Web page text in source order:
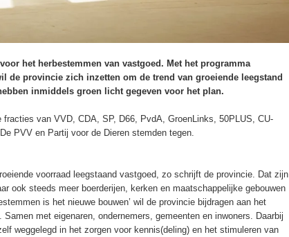
het herbestemmen van vastgoed. Met het programma
de provincie zich inzetten om de trend van groeiende leegstand
inmiddels groen licht gegeven voor het plan.
fracties van VVD, CDA, SP, D66, PvdA, GroenLinks, 50PLUS, CU-
PVV en Partij voor de Dieren stemden tegen.
voorraad leegstaand vastgoed, zo schrijft de provincie. Dat zijn
ook steeds meer boerderijen, kerken en maatschappelijke gebouwen
is het nieuwe bouwen’ wil de provincie bijdragen aan het
met eigenaren, ondernemers, gemeenten en inwoners. Daarbij
weggelegd in het zorgen voor kennis(deling) en het stimuleren van